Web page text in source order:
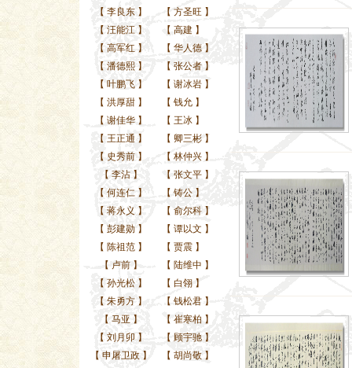
【 李良东】 【 方圣旺 】
【 汪能江】 【 高建 】
【 高军红 】 【 华人德 】
【 潘德熙】 【 张公者 】
【 叶鹏飞】 【 谢冰岩 】
【 洪厚甜】 【 钱允 】
【 谢佳华】 【 王冰 】
【 王正通 】 【 卿三彬 】
【 史秀前】 【 林仲兴 】
【 李沾】 【 张文平 】
【 何连仁】 【 铸公 】
【 蒋永义 】 【 俞尔科 】
【 彭建勋】 【 谭以文 】
【 陈祖范】 【 贾震 】
【 卢前】 【 陆维中 】
【 孙光松】 【 白翎 】
【 朱勇方】 【 钱松君 】
【 马亚 】 【 崔寒柏 】
【 刘月卯 】 【 顾宇驰 】
【 申屠卫政】 【 胡尚敬 】